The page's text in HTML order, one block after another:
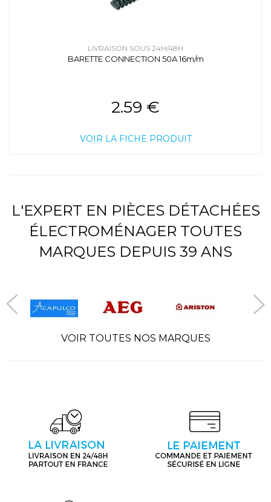
LIVRAISON SOUS 24H/48H
BARETTE CONNECTION 50A 16m/m
2.59 €
VOIR LA FICHE PRODUIT
L'EXPERT EN PIÈCES DÉTACHÉES
ÉLECTROMÉNAGER TOUTES
MARQUES DEPUIS 39 ANS
VOIR TOUTES NOS MARQUES